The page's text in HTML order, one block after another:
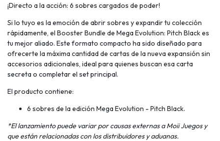
¡Directo a la acción: 6 sobres cargados de poder!
Si lo tuyo es la emoción de abrir sobres y expandir tu colección
rápidamente, el Booster Bundle de Mega Evolution: Pitch Black es
tu mejor aliado. Este formato compacto ha sido diseñado para
ofrecerte la máxima cantidad de cartas de la nueva expansión sin
accesorios adicionales, ideal para quienes buscan esa carta
secreta o completar el set principal.
El producto contiene:
6 sobres de la edición Mega Evolution - Pitch Black.
*El lanzamiento puede variar por causas externas a Moii Juegos y
que están relacionadas con los distribuidores y aduanas.